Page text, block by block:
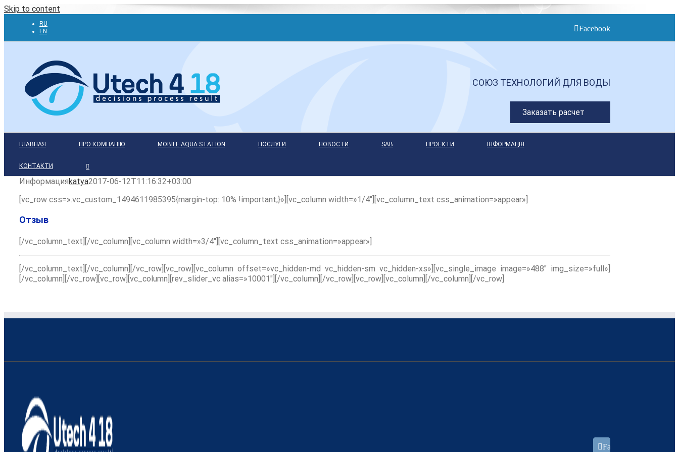
Skip to content
RU
EN
Facebook
СОЮЗ ТЕХНОЛОГИЙ ДЛЯ ВОДЫ
Заказать расчет
ГЛАВНАЯ ПРО КОМПАНІЮ MOBILE AQUA STATION ПОСЛУГИ НОВОСТИ SAB ПРОЕКТИ ІНФОРМАЦІЯ
КОНТАКТИ
Информацияkatya2017-06-12T11:16:32+03:00
[vc_row css=».vc_custom_1494611985395{margin-top: 10% !important;}»][vc_column width=»1/4″][vc_column_text css_animation=»appear»]
Отзыв
[/vc_column_text][/vc_column][vc_column width=»3/4″][vc_column_text css_animation=»appear»]
[/vc_column_text][/vc_column][/vc_row][vc_row][vc_column offset=»vc_hidden-md vc_hidden-sm vc_hidden-xs»][vc_single_image image=»488″ img_size=»full»]
[/vc_column][/vc_row][vc_row][vc_column][rev_slider_vc alias=»10001″][/vc_column][/vc_row][vc_row][vc_column][/vc_column][/vc_row]
Facebook